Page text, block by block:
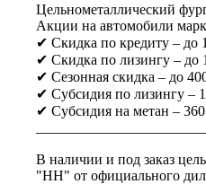
Цельнометаллический
Акции на автомобили
✔ Скидка по кредиту – до
✔ Скидка по лизингу – до
✔ Сезонная скидка – до
✔ Субсидия по лизингу –
✔ Субсидия на метан –
В наличии и под заказ
"НН" от официального